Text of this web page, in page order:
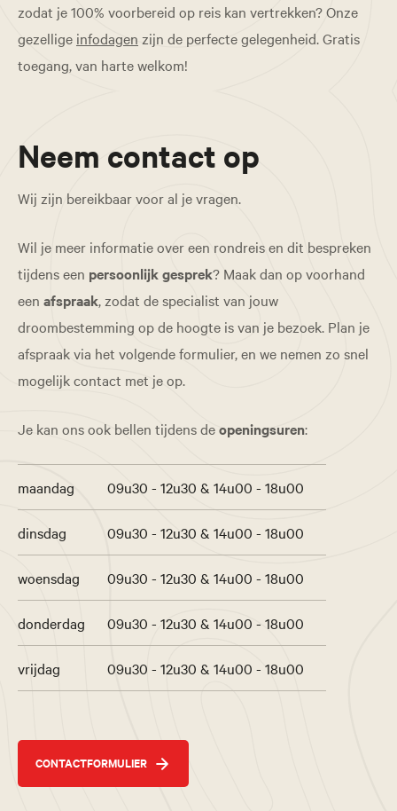
zodat je 100% voorbereid op reis kan vertrekken? Onze
gezellige infodagen zijn de perfecte gelegenheid. Gratis
toegang, van harte welkom!
Neem contact op
Wij zijn bereikbaar voor al je vragen.
Wil je meer informatie over een rondreis en dit bespreken
tijdens een persoonlijk gesprek? Maak dan op voorhand
een afspraak, zodat de specialist van jouw
droombestemming op de hoogte is van je bezoek. Plan je
afspraak via het volgende formulier, en we nemen zo snel
mogelijk contact met je op.
Je kan ons ook bellen tijdens deopeningsuren:
maandag 09u30 - 12u30 & 14u00 - 18u00
dinsdag 09u30 - 12u30 & 14u00 - 18u00
woensdag 09u30 - 12u30 & 14u00 - 18u00
donderdag 09u30 - 12u30 & 14u00 - 18u00
vrijdag 09u30 - 12u30 & 14u00 - 18u00
CONTACTFORMULIER